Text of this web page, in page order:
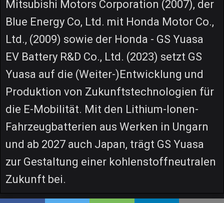
Mitsubishi Motors Corporation (2007), der
Blue Energy Co, Ltd. mit Honda Motor Co.,
Ltd., (2009) sowie der Honda - GS Yuasa
EV Battery R&D Co., Ltd. (2023) setzt GS
Yuasa auf die (Weiter-)Entwicklung und
Produktion von Zukunftstechnologien für
die E-Mobilität. Mit den Lithium-Ionen-
Fahrzeugbatterien aus Werken in Ungarn
und ab 2027 auch Japan, trägt GS Yuasa
zur Gestaltung einer kohlenstoffneutralen
Zukunft bei.